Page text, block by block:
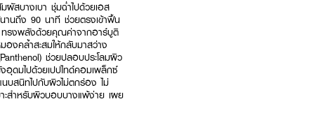
ผัสบางเบา ชุ่มฉ่ำไปด้วยเอส
นานถึง 90 นาที ช่วยตรงเข้าฟื้น
ทรงพลังด้วยคุณค่าจากอาร์บูติ
งคล้ำสะสมให้กลับมาสว่าง
ช่วยปลอบประโลมผิว
ดมไปด้วยเปปไทด์คอมเพล็กซ์
นบสนิทไปกับผิวไม่ตกร่อง ไม่
ะสำหรับผิวบอบบางแพ้ง่าย เผย